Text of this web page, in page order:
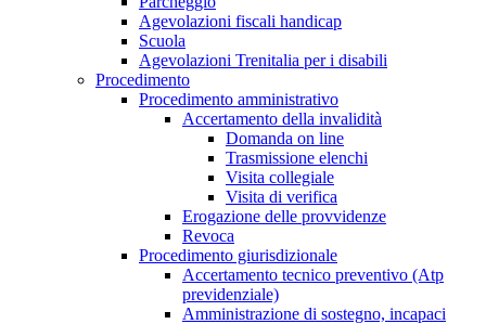
Agevolazioni fiscali handicap
Scuola
Agevolazioni Trenitalia per i disabili
Procedimento
Procedimento amministrativo
Accertamento della invalidità
Domanda on line
Trasmissione elenchi
Visita collegiale
Visita di verifica
Erogazione delle provvidenze
Revoca
Procedimento giurisdizionale
Accertamento tecnico preventivo (Atp
previdenziale)
Amministrazione di sostegno, incapaci